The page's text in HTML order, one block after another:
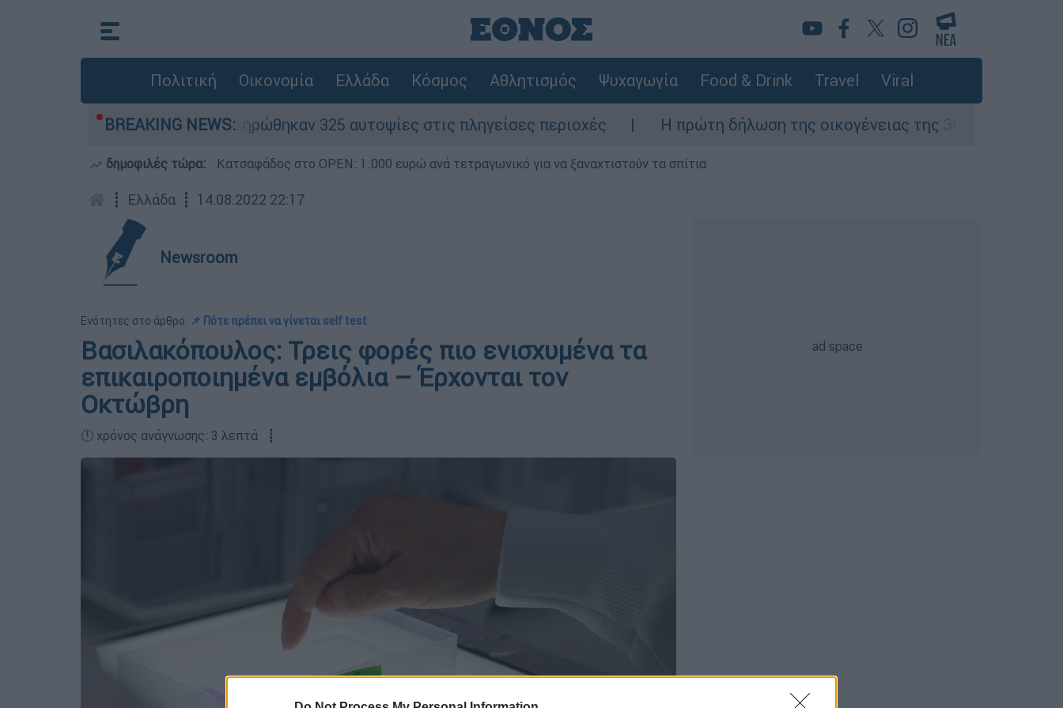
Πολιτική Οικονομία Ελλάδα Κόσμος Αθλητισμός Ψυχαγωγία Food & Drink Travel Viral
BREAKING NEWS:
«κόκκινα» - Ολοκληρώθηκαν 325 αυτοψίες στις πληγείσες περιοχές Η πρώτη δήλωση της οικογένειας της 38χρονης Βρετανίδας
δημοφιλές τώρα: Κατσαφάδος στο OPEN: 1.000 ευρώ ανά τετραγωνικό για να ξαναχτιστούν τα σπίτια
┋ Ελλάδα ┋ 14.08.2022 22:17
Newsroom
Ενότητες στο άρθρο: 📌 Πότε πρέπει να γίνεται self test
Βασιλακόπουλος: Τρεις φορές πιο ενισχυμένα τα
επικαιροποιημένα εμβόλια – Έρχονται τον
Οκτώβρη
🕛 χρόνος ανάγνωσης: 3 λεπτά ┋